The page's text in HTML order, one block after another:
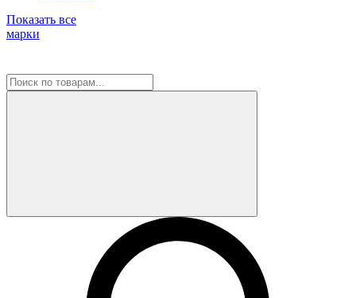
Показать все
марки